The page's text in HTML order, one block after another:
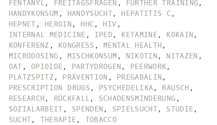
FENTANYL , FREITAGSFRAGEN , FURTHER TRAINING,
HANDYKONSUM , HANDYSUCHT, HEPATITIS C ,
HEPNET , HEROIN , HHC , HIV ,
INTERNAL MEDICINE , IPED , KETAMINE , KOKAIN ,
KONFERENZ , KONGRESS , MENTAL HEALTH ,
MICRODOSING , MISCHKONSUM , NIKOTIN , NITAZEN ,
OAT , OPIOIDE , PARTYDROGEN , PEERWORK,
PLATZSPITZ , PRÄVENTION , PREGABALIN ,
PRESCRIPTION DRUGS , PSYCHEDELIKA, RAUSCH ,
RESEARCH , RÜCKFALL , SCHADENSMINDERUNG ,
SOZIALARBEIT , SPENDEN , SPIELSUCHT, STUDIE ,
SUCHT, THERAPIE , TOBACCO